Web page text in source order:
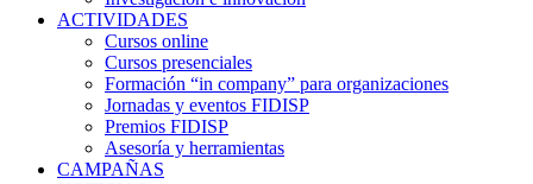
ACTIVIDADES
Cursos online
Cursos presenciales
Formación “in company” para organizaciones
Jornadas y eventos FIDISP
Premios FIDISP
Asesoría y herramientas
CAMPAÑAS